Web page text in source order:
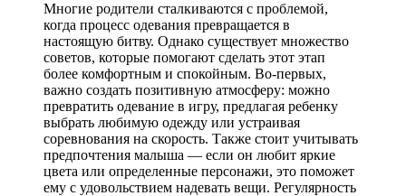
Многие родители сталкиваются с проблемой,
когда процесс одевания превращается в
настоящую битву. Однако существует множество
советов, которые помогают сделать этот этап
более комфортным и спокойным. Во-первых,
важно создать позитивную атмосферу: можно
превратить одевание в игру, предлагая ребенку
выбрать любимую одежду или устраивая
соревнования на скорость. Также стоит учитывать
предпочтения малыша — если он любит яркие
цвета или определенные персонажи, это поможет
ему с удовольствием надевать вещи. Регулярность